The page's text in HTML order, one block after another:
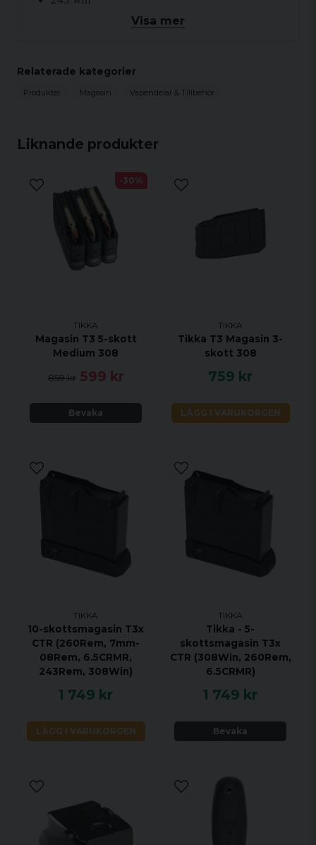
Liknande produkter
TIKKA
Magasin T3 5-skott
Medium 308
859 kr 599 kr
Bevaka
-30%
TIKKA
Tikka T3 Magasin 3-
skott 308
759 kr
LÄGG I VARUKORGEN
TIKKA
10-skottsmagasin T3x
CTR (260Rem, 7mm-
08Rem, 6.5CRMR,
243Rem, 308Win)
1 749 kr
LÄGG I VARUKORGEN
TIKKA
Tikka - 5-
skottsmagasin T3x
CTR (308Win, 260Rem,
6.5CRMR)
1 749 kr
Bevaka
Visa mer
Relaterade kategorier
Produkter Magasin Vapendelar & Tillbehör